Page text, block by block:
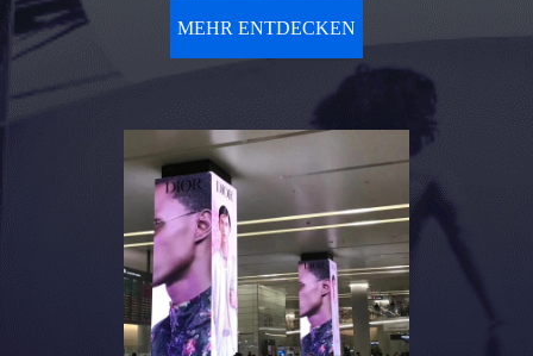
MEHR ENTDECKEN